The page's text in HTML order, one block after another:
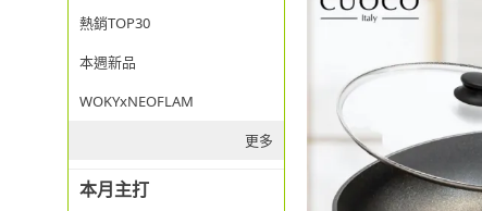
熱銷TOP30
本週新品
WOKYxNEOFLAM
更多
本月主打